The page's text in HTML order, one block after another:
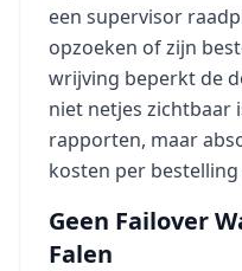
een supervisor
opzoeken of zijn
wrijving beperkt de
niet netjes zichtbaar
rapporten, maar
kosten per
Geen Failover
Falen